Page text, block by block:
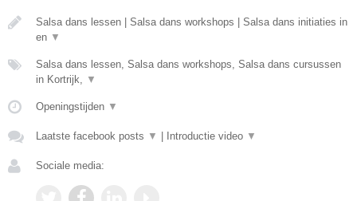
Salsa dans lessen | Salsa dans workshops | Salsa dans initiaties in
en ▼
Salsa dans lessen, Salsa dans workshops, Salsa dans cursussen
in Kortrijk, ▼
Openingstijden ▼
Laatste facebook posts ▼ Introductie video ▼
Sociale media: